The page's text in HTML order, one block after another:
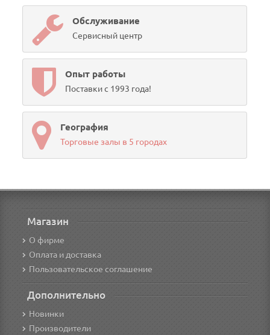
Обслуживание
Сервисный центр
Опыт работы
Поставки с 1993 года!
География
Торговые залы в 5 городах
Магазин
О фирме
Оплата и доставка
Пользовательское соглашение
Дополнительно
Новинки
Производители